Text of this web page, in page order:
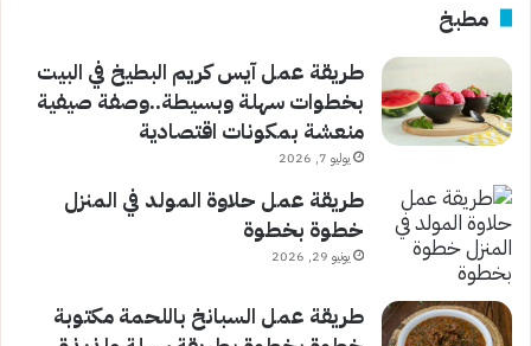
مطبخ
طريقة عمل آيس كريم البطيخ في البيت
بخطوات سهلة وبسيطة..وصفة صيفية
منعشة بمكونات اقتصادية
يوليو 7, 2026
طريقة عمل حلاوة المولد في المنزل
خطوة بخطوة
يونيو 29, 2026
طريقة عمل السبانخ باللحمة مكتوبة